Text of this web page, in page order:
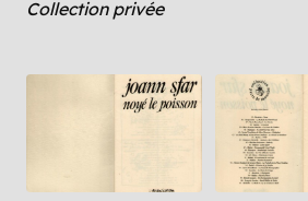
Collection privée